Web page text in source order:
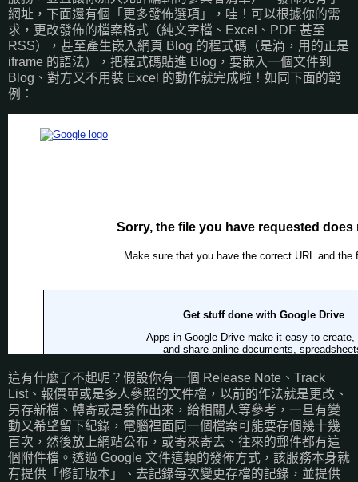
網址，下面還有個「更多發佈選項」，哇！可以根據你的需
求，更改發佈的檔案格式（純文字檔、Excel、PDF 甚至
RSS），甚至產生嵌入網頁 Blog 的程式碼（是滴，用的正是
iframe 的語法），把程式碼貼進 Blog，要嵌入一個文件到
Blog、對方又不用裝 Excel 的動作就完成啦！如同下面的範
例：
這有什麼了不起呢？假設你有一個 Release Note、Track
List、報價單或是多人參照的文件檔，以前的作法就是更改、
另存新檔、轉寄或是發佈出來，給相關人等參考，一旦有變
動又希望留下紀錄，電腦裡面同一個檔案可能要存個幾十幾
百次，然後放上網站公布，或寄來寄去、往來的郵件都有這
個附件檔。透過 Google 文件這類的發佈方式，該服務本身就
有提供「修訂版本」、去記錄每次變更存檔的記錄，並提供